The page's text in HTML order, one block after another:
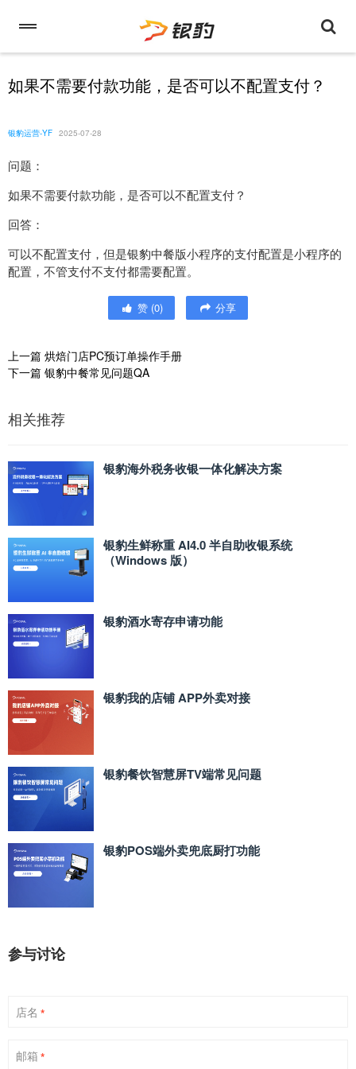
如果不需要付款功能，是否可以不配置支付？
银豹运营-YF 2025-07-28
问题：
如果不需要付款功能，是否可以不配置支付？
回答：
可以不配置支付，但是银豹中餐版小程序的支付配置是小程序的
配置，不管支付不支付都需要配置。
赞 (0) 分享
上一篇 烘焙门店PC预订单操作手册
下一篇 银豹中餐常见问题QA
相关推荐
银豹海外税务收银一体化解决方案
银豹生鲜称重 AI4.0 半自助收银系统
（Windows 版）
银豹酒水寄存申请功能
银豹我的店铺 APP外卖对接
银豹餐饮智慧屏TV端常见问题
银豹POS端外卖兜底厨打功能
参与讨论
店名 *
邮箱 *